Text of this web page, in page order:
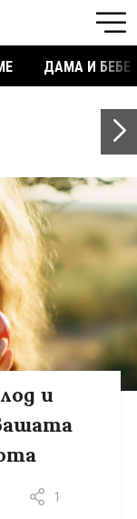
ДАМА И БЕБЕ
и
1